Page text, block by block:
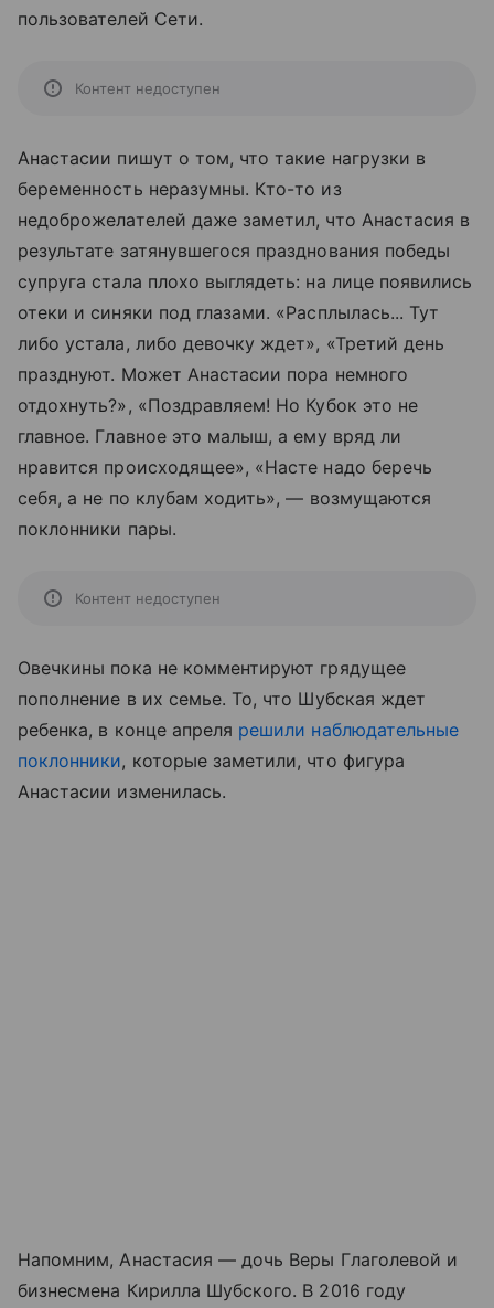
пользователей Сети.
Контент недоступен
Анастасии пишут о том, что такие нагрузки в
беременность неразумны. Кто-то из
недоброжелателей даже заметил, что Анастасия в
результате затянувшегося празднования победы
супруга стала плохо выглядеть: на лице появились
отеки и синяки под глазами. «Расплылась... Тут
либо устала, либо девочку ждет», «Третий день
празднуют. Может Анастасии пора немного
отдохнуть?», «Поздравляем! Но Кубок это не
главное. Главное это малыш, а ему вряд ли
нравится происходящее», «Насте надо беречь
себя, а не по клубам ходить», — возмущаются
поклонники пары.
Контент недоступен
Овечкины пока не комментируют грядущее
пополнение в их семье. То, что Шубская ждет
ребенка, в конце апреля решили наблюдательные
поклонники, которые заметили, что фигура
Анастасии изменилась.
Напомним, Анастасия — дочь Веры Глаголевой и
бизнесмена Кирилла Шубского. В 2016 году